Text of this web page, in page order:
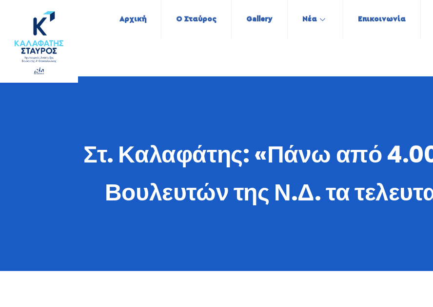
Αρχική Ο Σταύρος Gallery Νέα Επικοινωνία
Στ. Καλαφάτης: «Πάνω από
Βουλευτών της Ν.Δ. τα